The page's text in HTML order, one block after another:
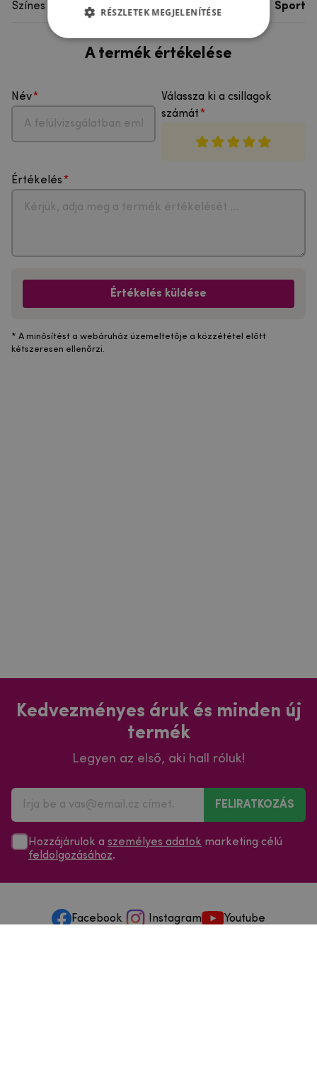
Színes motívum
Sport
A termék értékelése
Név
Válassza ki a csillagok
számát
Értékelés
Értékelés küldése
* A minősítést a webáruház üzemeltetője a közzététel előtt
kétszeresen ellenőrzi.
Kedvezményes áruk és minden új
termék
Legyen az első, aki hall róluk!
FELIRATKOZÁS
Hozzájárulok a személyes adatok marketing célú
feldolgozásához.
Facebook Instagram Youtube
RÉSZLETEK MEGJELENÍTÉSE